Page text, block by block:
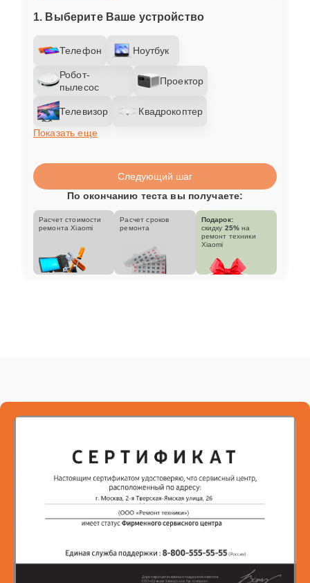
1. Выберите Ваше устройство
Телефон Ноутбук
Робот-
пылесос
Проектор
Телевизор
Квадрокоптер
Показать еще
Следующий шаг
По окончанию теста вы получаете:
Расчет стоимости
ремонта Xiaomi
Расчет сроков
ремонта
Подарок:
скидку 25% на
ремонт техники
Xiaomi